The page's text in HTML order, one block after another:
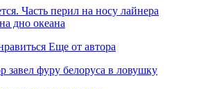
Часть перил на носу лайнера
дно океана
Еще от автора
завел фуру белоруса в ловушку